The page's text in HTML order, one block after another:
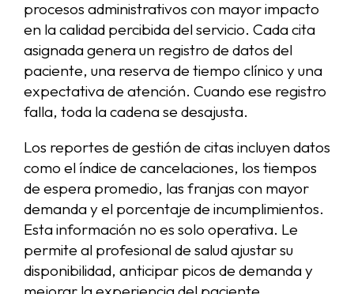
procesos administrativos con mayor impacto
en la calidad percibida del servicio. Cada cita
asignada genera un registro de datos del
paciente, una reserva de tiempo clínico y una
expectativa de atención. Cuando ese registro
falla, toda la cadena se desajusta.
Los reportes de gestión de citas incluyen datos
como el índice de cancelaciones, los tiempos
de espera promedio, las franjas con mayor
demanda y el porcentaje de incumplimientos.
Esta información no es solo operativa. Le
permite al profesional de salud ajustar su
disponibilidad, anticipar picos de demanda y